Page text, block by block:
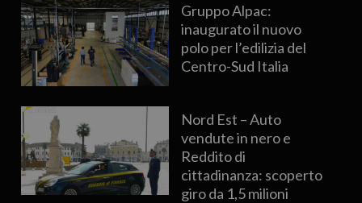
Gruppo Alpac:
inaugurato il nuovo
polo per l’edilizia del
Centro-Sud Italia
Nord Est – Auto
vendute in nero e
Reddito di
cittadinanza: scoperto
giro da 1,5 milioni